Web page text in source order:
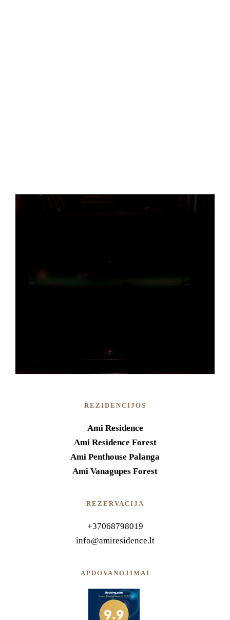
REZIDENCIJOS
Ami Residence
Ami Residence Forest
Ami Penthouse Palanga
Ami Vanagupes Forest
REZERVACIJA
+37068798019
info@amiresidence.lt
APDOVANOJIMAI